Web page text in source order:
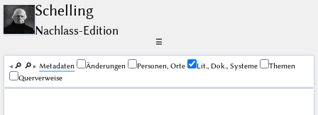
Schelling
Nachlass-Edition
☰
🔎︎ 🔎︎ Me­ta­da­ten Änderungen Personen, Orte Lit., Dok., Systeme
Themen
Querverweise